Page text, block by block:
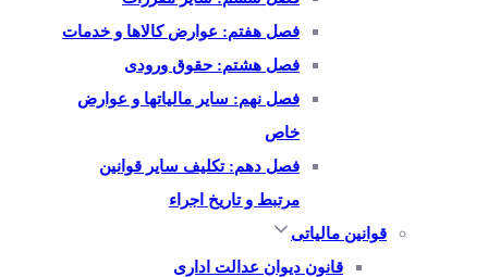
فصل هفتم: عوارض کالاها و خدمات
فصل هشتم: حقوق ورودی
فصل نهم: سایر مالیاتها و عوارض
خاص
فصل دهم: تکلیف سایر قوانین
مرتبط و تاریخ اجراء
قوانین مالیاتی
قانون دیوان عدالت اداری